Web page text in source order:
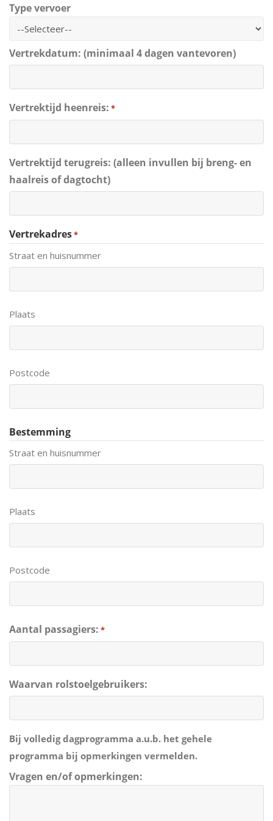
Type vervoer
Vertrekdatum: (minimaal 4 dagen vantevoren)
Vertrektijd heenreis: *
Vertrektijd terugreis: (alleen invullen bij breng- en
haalreis of dagtocht)
Vertrekadres*
Straat en huisnummer
Plaats
Postcode
Bestemming
Straat en huisnummer
Plaats
Postcode
Aantal passagiers: *
Waarvan rolstoelgebruikers:
Bij volledig dagprogramma a.u.b. het gehele
programma bij opmerkingen vermelden.
Vragen en/of opmerkingen: